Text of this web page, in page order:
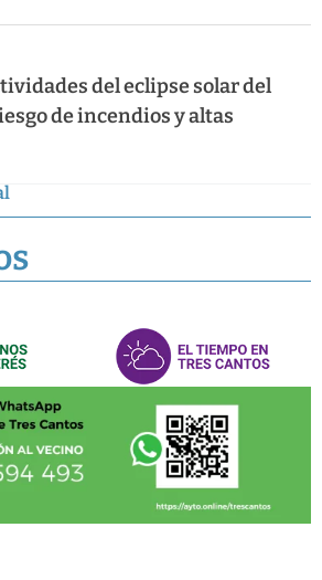
del eclipse solar del
de incendios y altas